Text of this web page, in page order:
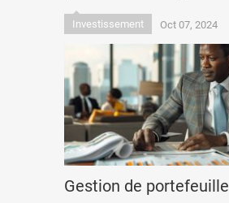
Investissement Oct 07, 2024
Gestion de portefeuille